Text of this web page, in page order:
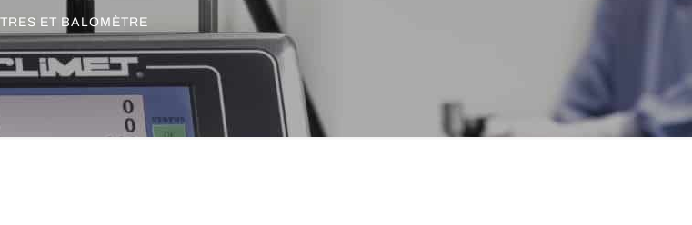
ET BALOMÈTRE